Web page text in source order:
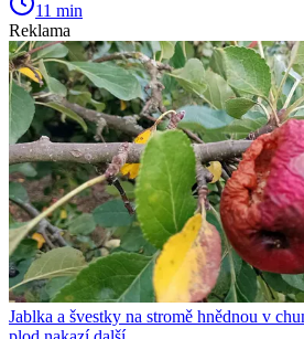
11 min
Reklama
Jablka a švestky na stromě hnědnou v